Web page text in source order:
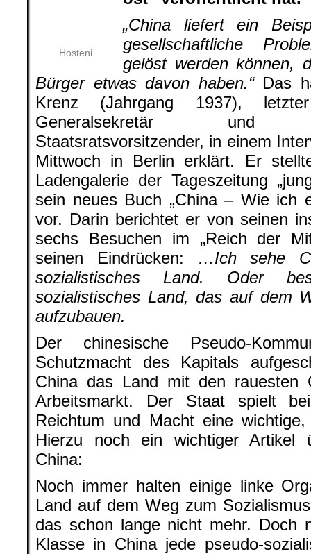
„China liefert ein
gesellschaftliche Probleme so
Bürger etwas davon haben.“Das
1937), letzter SED-
Staatsratsvorsitzender, in einem
Berlin erklärt. Er stellte in der
„junge Welt“ sein neues Buch
Darin berichtet er von seinen
„Reich der Mitte“ und seinen
allem als ein sozialistisches Land.
sozialistisches Land, das auf dem
aufzubauen.
Der chinesische Pseudo-
Schutzmacht des Kapitals
China das Land mit den rauesten
Arbeitsmarkt. Der Staat spielt
Reichtum und Macht eine
Hierzu noch ein wichtiger Artikel
China:
Noch immer halten einige linke
Land auf dem Weg zum
das schon lange nicht mehr. Doch
Klasse in China jede pseudo-
fordert selbst unverblümt,
Marktwirtschaft anerkannt
Grundsatzartikel derBeijing
der Autor Hu Yue: